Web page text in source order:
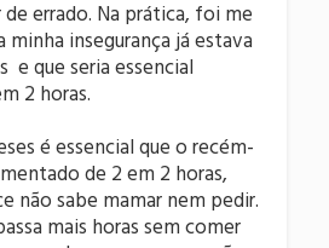
errado. Na prática, foi me
insegurança já estava
e que seria essencial
2 horas.
é essencial que o recém-
de 2 em 2 horas,
não sabe mamar nem pedir.
mais horas sem comer